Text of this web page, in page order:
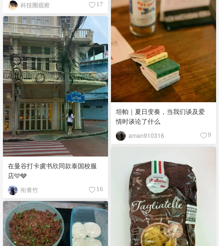
科技圈观察 17
坦帕｜夏日变奏，当我们谈及爱
情时谈论了什么
aman910316 9
在曼谷打卡虞书欣同款泰国校服
店🩵🩶
衔青竹 16